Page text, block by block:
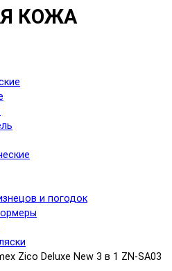
КОЖА
и погодок
Zico Deluxe New 3 в 1 ZN-SA03